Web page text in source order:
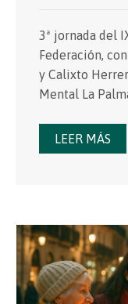
3ª jornada del
Federación,
y Calixto
Mental La
LEER MÁS